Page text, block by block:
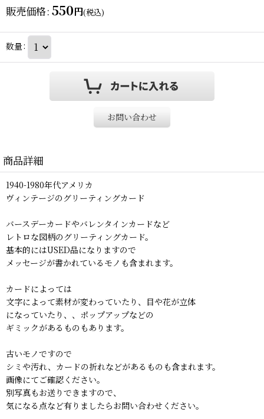
販売価格: 550円(税込)
数量:
お問い合わせ
商品詳細
1940-1980年代アメリカ
ヴィンテージのグリーティングカード
バースデーカードやバレンタインカードなど
レトロな図柄のグリーティングカード。
基本的にはUSED品になりますので
メッセージが書かれているモノも含まれます。
カードによっては
文字によって素材が変わっていたり、目や花が立体
になっていたり、、ポップアップなどの
ギミックがあるものもあります。
古いモノですので
シミや汚れ、カードの折れなどがあるものも含まれます。
画像にてご確認ください。
別写真もお送りできますので、
気になる点など有りましたらお問い合わせください。